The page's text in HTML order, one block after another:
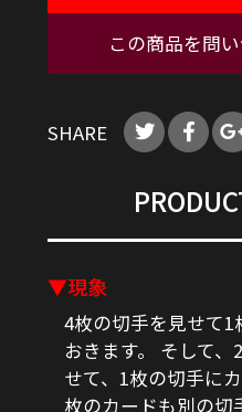
この商品を問
SHARE
▼現象
4枚の切手を見せて1
おきます。 そして
せて、1枚の切手に
枚のカードも別の切